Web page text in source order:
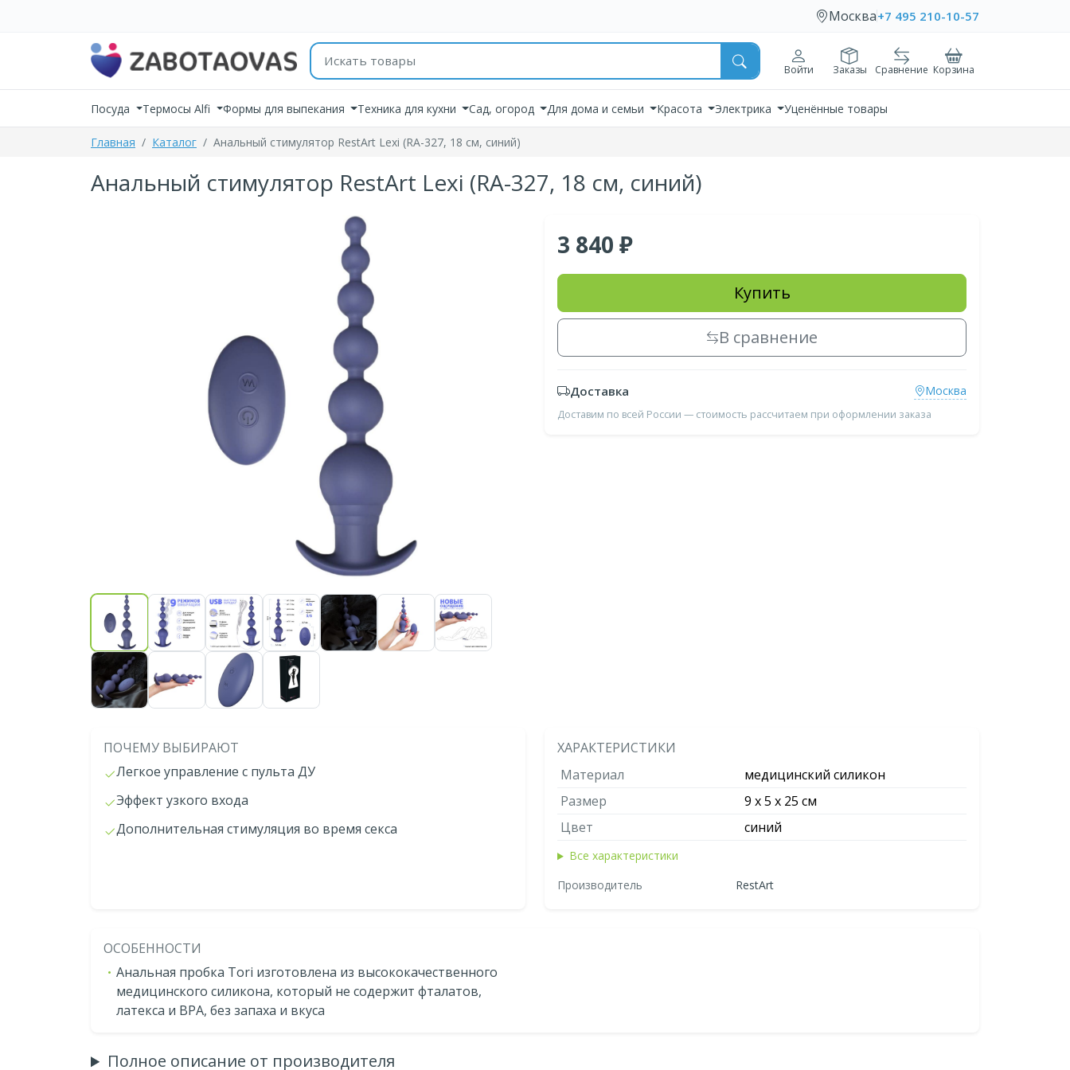
Москва+7 495 210-10-57
Поиск товаров
Войти Заказы Сравнение Корзина
Посуда Термосы Alfi Формы для выпекания Техника для кухни Сад, огород Для дома и семьи Красота Электрика Уценённые товары
Главная Каталог Анальный стимулятор RestArt Lexi (RA-327, 18 см, синий)
Анальный стимулятор RestArt Lexi (RA-327, 18 см, синий)
3 840
Купить
В сравнение
Доставка Москва
Доставим по всей России — стоимость рассчитаем при оформлении заказа
ПОЧЕМУ ВЫБИРАЮТ
Легкое управление с пульта ДУ
Эффект узкого входа
Дополнительная стимуляция во время секса
ХАРАКТЕРИСТИКИ
Материал
медицинский силикон
Размер
9 х 5 х 25 см
Цвет
синий
Все характеристики
Производитель
RestArt
ОСОБЕННОСТИ
Анальная пробка Tori изготовлена из высококачественного
медицинского силикона, который не содержит фталатов,
латекса и ВРА, без запаха и вкуса
Полное описание от производителя